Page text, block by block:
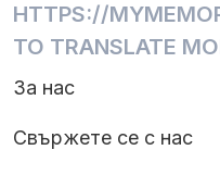
HTTPS://
TO TRANSLATE
За нас
Свържете се с нас